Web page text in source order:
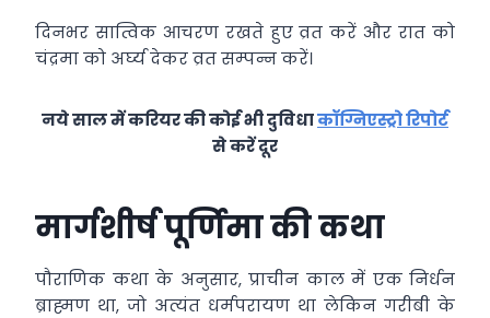
दिनभर सात्विक आचरण रखते हुए व्रत करें और रात को
चंद्रमा को अर्घ्य देकर व्रत सम्पन्न करें।
नये साल में करियर की कोई भी दुविधाकॉग्निएस्ट्रो रिपोर्ट
से करें दूर
मार्गशीर्ष पूर्णिमा की कथा
पौराणिक कथा के अनुसार, प्राचीन काल में एक निर्धन
ब्राह्मण था, जो अत्यंत धर्मपरायण था लेकिन गरीबी के